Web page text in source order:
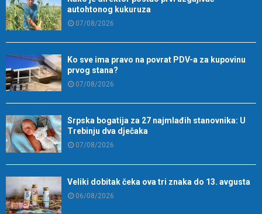
autohtonog kukuruza
07/08/2026
Ko sve ima pravo na povrat PDV-a za kupovinu
prvog stana?
07/08/2026
Srpska bogatija za 27 najmlađih stanovnika: U
Trebinju dva dječaka
07/08/2026
Veliki dobitak čeka ova tri znaka do 13. avgusta
06/08/2026